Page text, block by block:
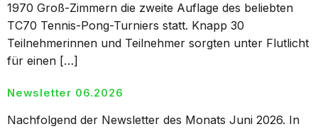
1970 Groß-Zimmern die zweite Auflage des beliebten
TC70 Tennis-Pong-Turniers statt. Knapp 30
Teilnehmerinnen und Teilnehmer sorgten unter Flutlicht
für einen […]
Newsletter 06.2026
Nachfolgend der Newsletter des Monats Juni 2026. In